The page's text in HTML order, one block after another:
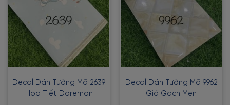
Decal Dán Tường Mã 2639
Hoạ Tiết Doremon
Decal Dán Tường Mã 9962
Giả Gạch Men